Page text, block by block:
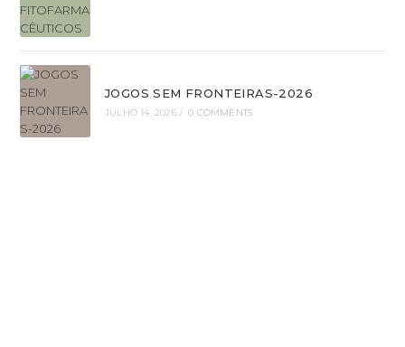
JOGOS SEM FRONTEIRAS-2026
JULHO 14, 2026 / 0 COMMENTS